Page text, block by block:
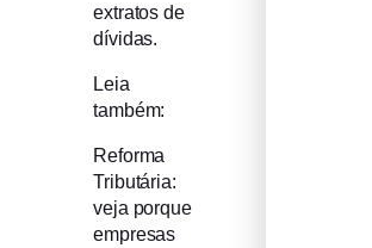
extratos de
dívidas.
Leia
também:
Reforma
Tributária:
veja porque
empresas